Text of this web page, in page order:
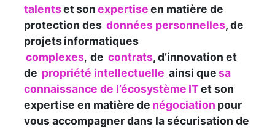
talentset sonexpertiseen matière de
protection des données personnelles, de
projets informatiques
complexes, de contrats, d’innovation et
de propriété intellectuelle ainsi quesa
connaissance de l’écosystème ITet son
expertise en matière de négociation pour
vous accompagner dans la sécurisation de